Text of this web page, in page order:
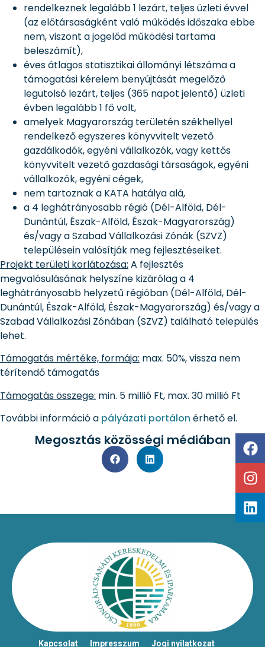
rendelkeznek legalább 1 lezárt, teljes üzleti évvel
(az előtársaságként való működés időszaka ebbe
nem, viszont a jogelőd működési tartama
beleszámít),
éves átlagos statisztikai állományi létszáma a
támogatási kérelem benyújtását megelőző
legutolsó lezárt, teljes (365 napot jelentő) üzleti
évben legalább 1 fő volt,
amelyek Magyarország területén székhellyel
rendelkező egyszeres könyvvitelt vezető
gazdálkodók, egyéni vállalkozók, vagy kettős
könyvvitelt vezető gazdasági társaságok, egyéni
vállalkozók, egyéni cégek,
nem tartoznak a KATA hatálya alá,
a 4 leghátrányosabb régió (Dél-Alföld, Dél-
Dunántúl, Észak-Alföld, Észak-Magyarország)
és/vagy a Szabad Vállalkozási Zónák (SZVZ)
településein valósítják meg fejlesztéseiket.
Projekt területi korlátozása: A fejlesztés
megvalósulásának helyszíne kizárólag a 4
leghátrányosabb helyzetű régióban (Dél-Alföld, Dél-
Dunántúl, Észak-Alföld, Észak-Magyarország) és/vagy a
Szabad Vállalkozási Zónában (SZVZ) található település
lehet.
Támogatás mértéke, formája: max. 50%, vissza nem
térítendő támogatás
Támogatás összege: min. 5 millió Ft, max. 30 millió Ft
További információ a pályázati portálon érhető el.
Megosztás közösségi médiában
Kapcsolat Impresszum Jogi nyilatkozat